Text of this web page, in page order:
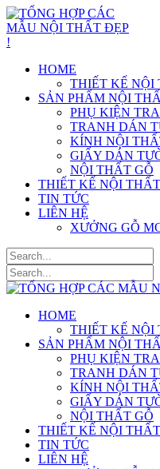
HOME
THIẾT KẾ NỘI
SẢN PHẨM NỘI
PHỤ KIỆN
TRANH DÁN
KÍNH NỘI
GIẤY DÁN
NỘI THẤT GỖ
THIẾT KẾ NỘI THẤT
TIN TỨC
LIÊN HỆ
XƯỞNG GỖ
HOME
THIẾT KẾ NỘI
SẢN PHẨM NỘI
PHỤ KIỆN
TRANH DÁN
KÍNH NỘI
GIẤY DÁN
NỘI THẤT GỖ
THIẾT KẾ NỘI THẤT
TIN TỨC
LIÊN HỆ